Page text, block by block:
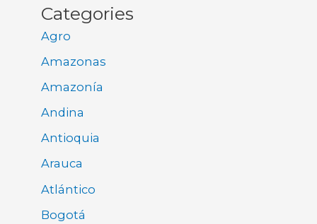
Categories
Agro
Amazonas
Amazonía
Andina
Antioquia
Arauca
Atlántico
Bogotá